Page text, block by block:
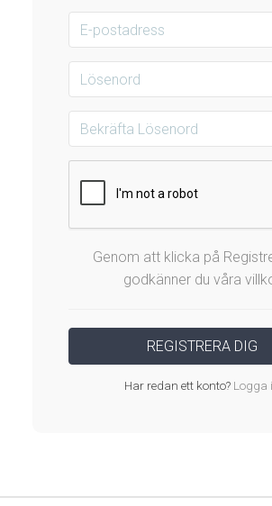
Genom att klicka på
godkänner du våra
Har redan ett konto?Logga